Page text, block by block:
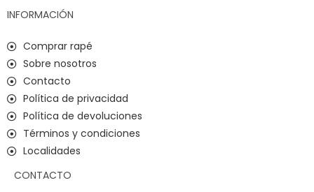
INFORMACIÓN
Comprar rapé
Sobre nosotros
Contacto
Política de privacidad
Política de devoluciones
Términos y condiciones
Localidades
CONTACTO